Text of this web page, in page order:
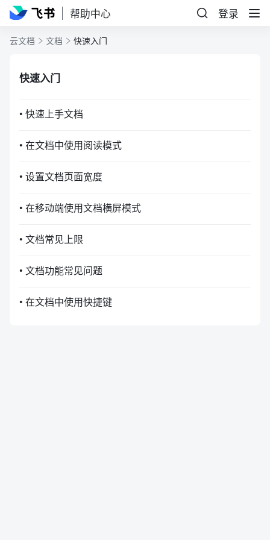
帮助中心 登录
云文档 文档 快速入门
快速入门
• 快速上手文档
• 在文档中使用阅读模式
• 设置文档页面宽度
• 在移动端使用文档横屏模式
• 文档常见上限
• 文档功能常见问题
• 在文档中使用快捷键